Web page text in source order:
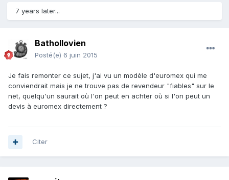
7 years later...
Bathollovien
Posté(e) 6 juin 2015
Je fais remonter ce sujet, j'ai vu un modèle d'euromex qui me
conviendrait mais je ne trouve pas de revendeur "fiables" sur le
net, quelqu'un saurait où l'on peut en achter où si l'on peut un
devis à euromex directement ?
Citer